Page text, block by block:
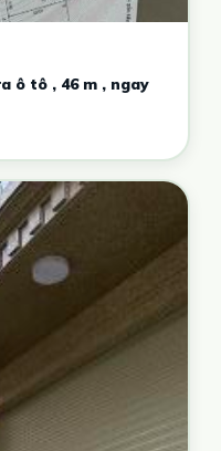
ô tô , 46 m , ngay